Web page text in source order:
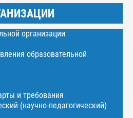
организации
образовательной
и требования
(научно-педагогический)